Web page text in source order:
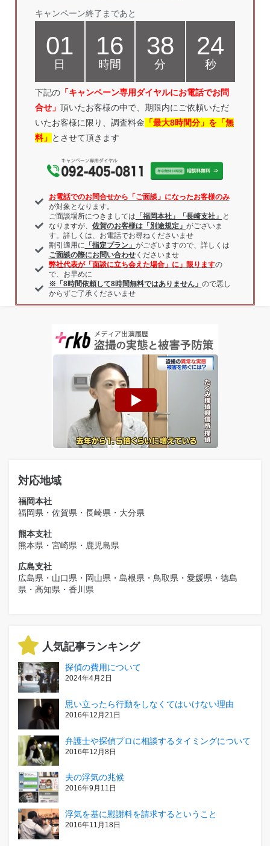
キャンペーン終了まであと
01
日
16
時間
38
分
24
秒
下記の 「キャンペーン専用ダイヤルにお電話でお問
合せ」 頂いたお客様の中で、期限内にご依頼いただ
いたお客様に限り、調査料金 「最大8時間分」を「無
料」 とさせて頂きます
お電話でのお問合せから「ご面談」になったお客様のみ
が対象となります。
ご面談場所につきましては 「福岡本社」「長崎支社」 と
なりますが、 佐賀のお客様は「別途規定」 がございま
す。詳しくは、お電話でお尋ねくださいませ
割引適用に 「指定プラン」 がございますので、詳しくは
ご面談の際にお問い合わせくださいませ
弊社代表が「面談に立ち会えた場合」に」限りますの
で、お早めに
※「8時間依頼して8時間無料ではありません」 ので悪し
からずご了承くださいませ
対応地域
福岡本社
福岡県・佐賀県・長崎県・大分県
熊本支社
熊本県・宮崎県・鹿児島県
広島支社
広島県・山口県・岡山県・島根県・鳥取県・愛媛県・徳島
県・高知県・香川県
人気記事ランキング
探偵の費用について
2024年4月2日
思い立ったら行動をしなくてはいけない理由
2016年12月21日
弁護士や探偵プロに相談するタイミングについて
2016年12月8日
夫の浮気の兆候
2016年9月11日
浮気を基に慰謝料を請求するということ
2016年11月18日